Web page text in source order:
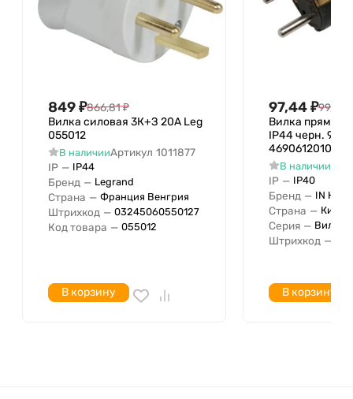
849₽866,81₽
Вилка силовая 3К+З 20А Leg
055012
В наличииАртикул 1011877
IP — IP44
Бренд — Legrand
Страна — Франция Венгрия
Штрихкод — 03245060550127
Код товара — 055012
В корзину
97,44₽99,43
Вилка прямая
IP44 черн. 9210
4690612010236
В наличии
IP — IP40
Бренд — IN
Страна — Китай
Серия — Вилки
Штрихкод —
В корзину